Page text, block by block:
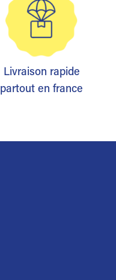
Livraison rapide
partout en france